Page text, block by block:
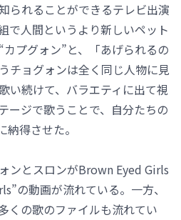
られることができるテレビ出演
で人間というより新しいペット
プグォン”と、「あげられるの
チョグォンは全く同じ人物に見
い続けて、バラエティに出て視
ージで歌うことで、自分たちの
得させた。
ンとスロンがBrown Eyed Girls
の動画が流れている。一方、
くの歌のファイルも流れてい